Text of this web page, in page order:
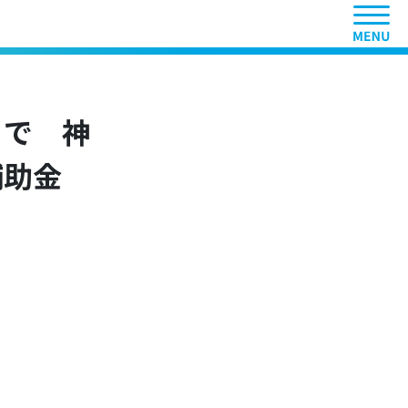
ヘッ
で 神
助金